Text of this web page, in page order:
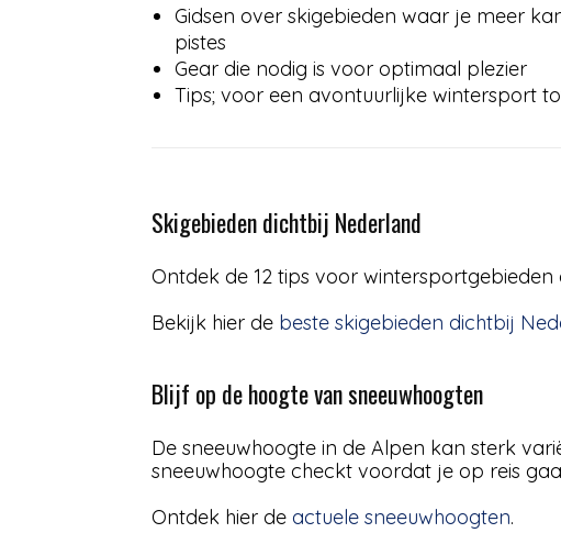
Gidsen over skigebieden waar je meer
pistes
Gear die nodig is voor optimaal plezier
Tips; voor een avontuurlijke wintersport
Skigebieden dichtbij Nederland
Ontdek de 12 tips voor
Bekijk hier de beste skigebieden dichtbij
Blijf op de hoogte van sneeuwhoogten
De sneeuwhoogte in de Alpen kan sterk
sneeuwhoogte checkt voordat je op reis
Ontdek hier de actuele sneeuwhoogten.